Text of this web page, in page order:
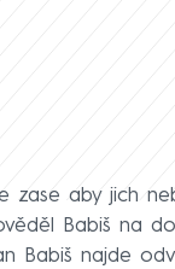
zase aby jich
Babiš na
Babiš najde